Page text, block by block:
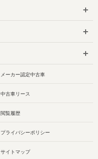
メーカー認定中古車
中古車リース
閲覧履歴
プライバシーポリシー
サイトマップ